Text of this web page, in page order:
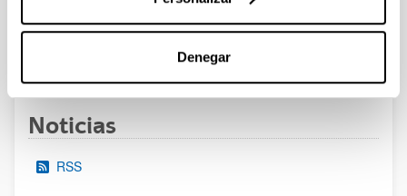
Denegar
PáginaPáginaPágina
4 Página
5
Noticias
RSS